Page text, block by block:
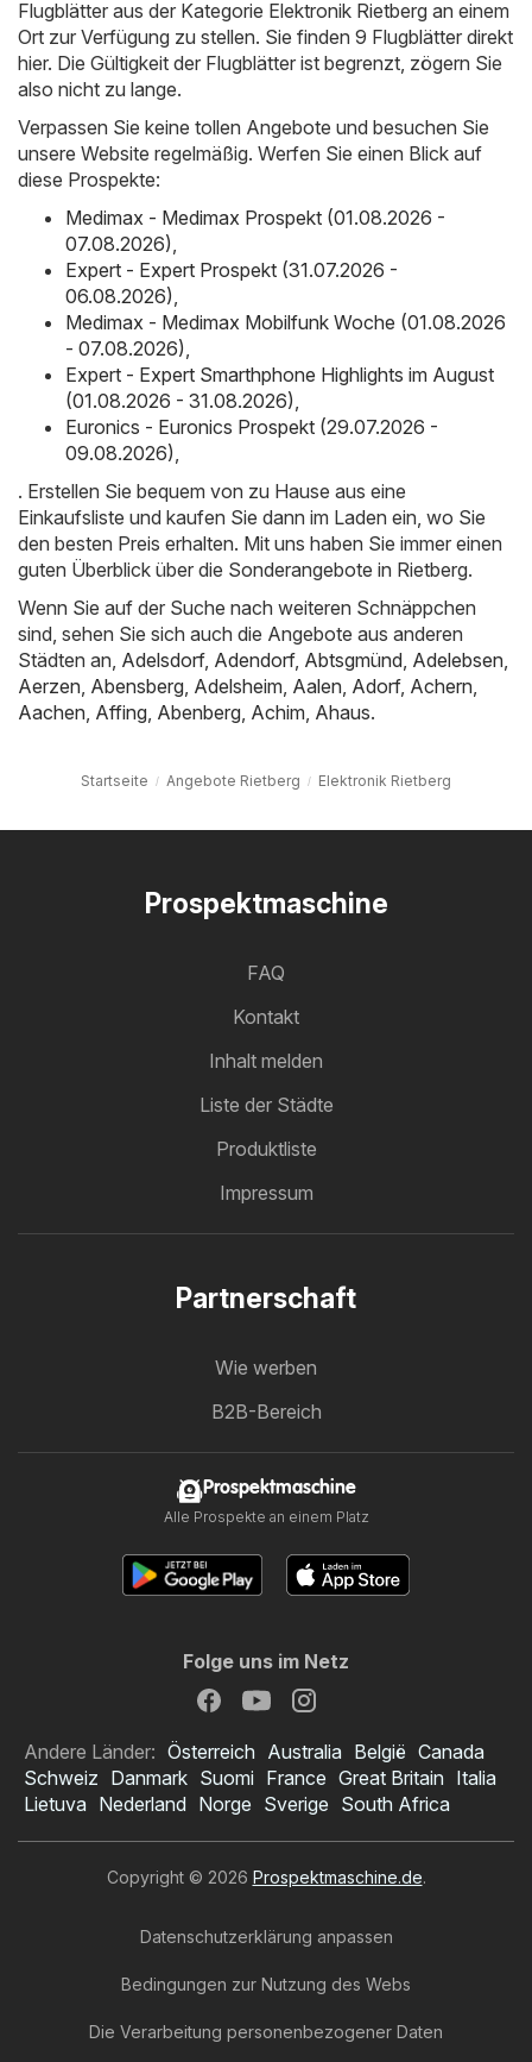
Flugblätter aus der Kategorie Elektronik Rietberg an einem
Ort zur Verfügung zu stellen. Sie finden 9 Flugblätter direkt
hier. Die Gültigkeit der Flugblätter ist begrenzt, zögern Sie
also nicht zu lange.
Verpassen Sie keine tollen Angebote und besuchen Sie
unsere Website regelmäßig. Werfen Sie einen Blick auf
diese Prospekte:
Medimax - Medimax Prospekt (01.08.2026 -
07.08.2026)
Expert - Expert Prospekt (31.07.2026 -
06.08.2026)
Medimax - Medimax Mobilfunk Woche (01.08.2026
- 07.08.2026)
Expert - Expert Smarthphone Highlights im August
(01.08.2026 - 31.08.2026)
Euronics - Euronics Prospekt (29.07.2026 -
09.08.2026)
. Erstellen Sie bequem von zu Hause aus eine
Einkaufsliste und kaufen Sie dann im Laden ein, wo Sie
den besten Preis erhalten. Mit uns haben Sie immer einen
guten Überblick über die Sonderangebote in Rietberg.
Wenn Sie auf der Suche nach weiteren Schnäppchen
sind, sehen Sie sich auch die Angebote aus anderen
Städten an, Adelsdorf, Adendorf, Abtsgmünd Adelebsen
Aerzen Abensberg Adelsheim Aalen Adorf, Achern
Aachen Affing Abenberg Achim Ahaus.
Startseite Angebote Rietberg Elektronik Rietberg
Prospektmaschine
FAQ
Kontakt
Inhalt melden
Liste der Städte
Produktliste
Impressum
Partnerschaft
Wie werben
B2B-Bereich
Prospektmaschine
Alle Prospekte an einem Platz
Folge uns im Netz
Andere Länder: Österreich Australia België Canada
Schweiz Danmark Suomi France Great Britain Italia
Lietuva Nederland Norge Sverige South Africa
Copyright © 2026 Prospektmaschine.de.
Datenschutzerklärung anpassen
Bedingungen zur Nutzung des Webs
Die Verarbeitung personenbezogener Daten